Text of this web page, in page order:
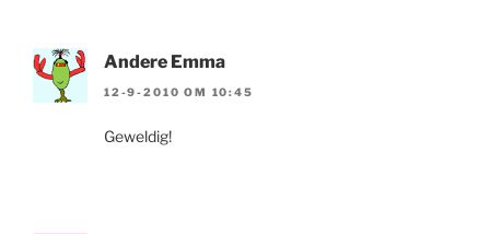
Andere Emma
12-9-2010 OM 10:45
Geweldig!